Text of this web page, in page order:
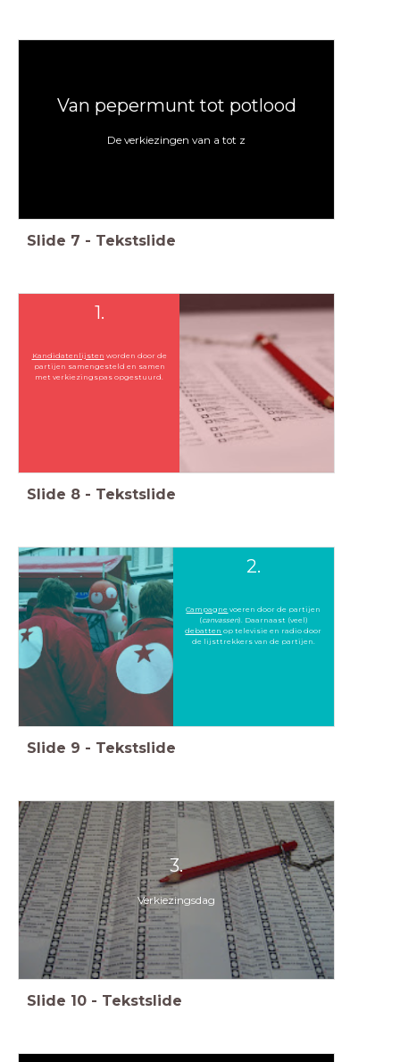
Van pepermunt tot potlood
De verkiezingen van a tot z
Slide 7 - Tekstslide
1.
Kandidatenlijsten worden door de
partijen samengesteld en samen
met verkiezingspas opgestuurd.
Slide 8 - Tekstslide
2.
Campagne voeren door de partijen
(canvassen). Daarnaast (veel)
debatten op televisie en radio door
de lijsttrekkers van de partijen.
Slide 9 - Tekstslide
3.
Verkiezingsdag
Slide 10 - Tekstslide